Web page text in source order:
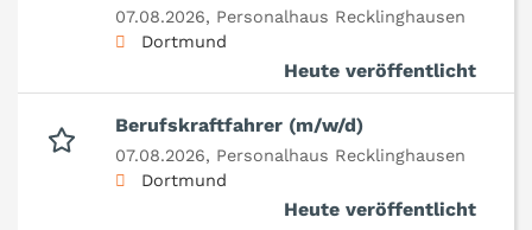
07.08.2026, Personalhaus Recklinghausen
Dortmund
Heute veröffentlicht
Berufskraftfahrer (m/w/d)
07.08.2026, Personalhaus Recklinghausen
Dortmund
Heute veröffentlicht